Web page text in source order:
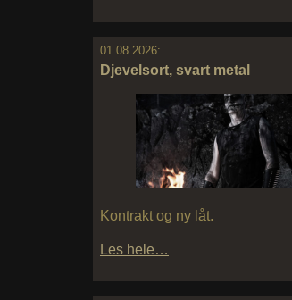
01.08.2026:
Djevelsort, svart metal
Kontrakt og ny låt.
Les hele…